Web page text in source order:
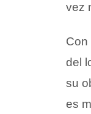
vez
Con
del
su
es